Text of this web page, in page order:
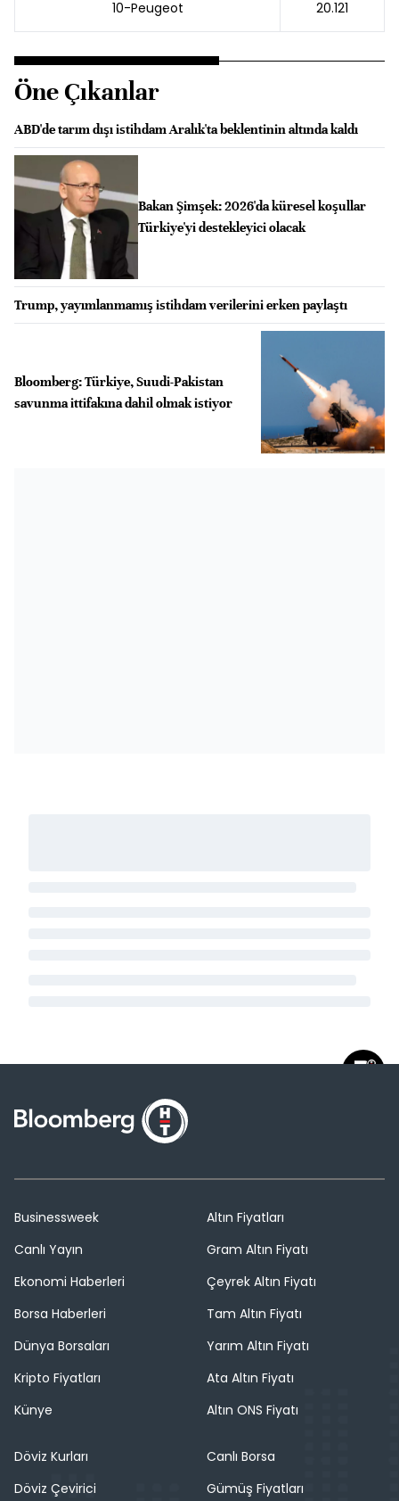
10-Peugeot 20.121
Öne Çıkanlar
ABD'de tarım dışı istihdam Aralık'ta beklentinin altında kaldı
Bakan Şimşek: 2026'da küresel koşullar
Türkiye'yi destekleyici olacak
Trump, yayımlanmamış istihdam verilerini erken paylaştı
Bloomberg: Türkiye, Suudi-Pakistan
savunma ittifakına dahil olmak istiyor
Businessweek
Canlı Yayın
Ekonomi Haberleri
Borsa Haberleri
Dünya Borsaları
Kripto Fiyatları
Künye
Altın Fiyatları
Gram Altın Fiyatı
Çeyrek Altın Fiyatı
Tam Altın Fiyatı
Yarım Altın Fiyatı
Ata Altın Fiyatı
Altın ONS Fiyatı
Döviz Kurları
Döviz Çevirici
Canlı Borsa
Gümüş Fiyatları